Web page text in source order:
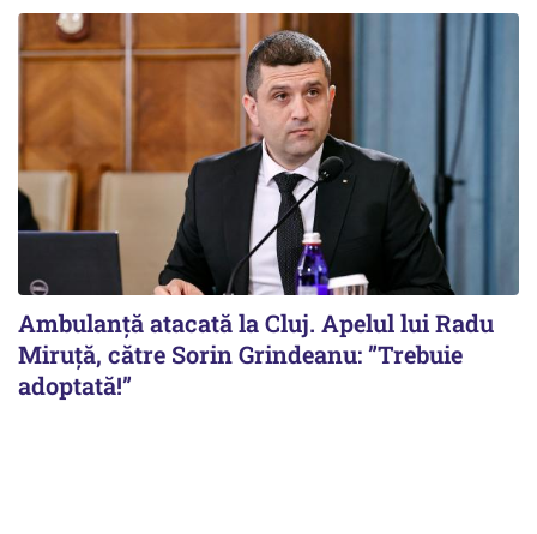
Ambulanță atacată la Cluj. Apelul lui Radu
Miruţă, către Sorin Grindeanu: ”Trebuie
adoptată!”